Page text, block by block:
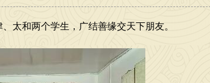
太和两个学生，广结善缘交天下朋友。